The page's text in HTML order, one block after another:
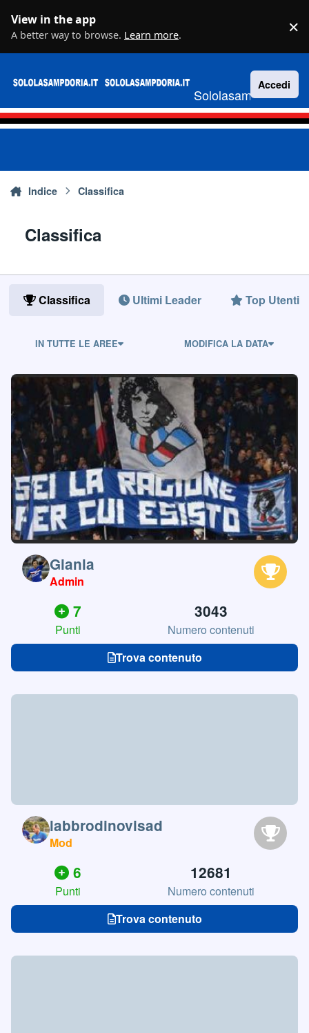
View in the app
A better way to browse. Learn more. ×
Sololasampdoria.it
Accedi
Indice Classifica
Classifica
Classifica Ultimi Leader Top Utenti
IN TUTTE LE AREE MODIFICA LA DATA
Gianla
Admin
7
Punti
3043
Numero contenuti
Trova contenuto
labbrodinovisad
Mod
6
Punti
12681
Numero contenuti
Trova contenuto